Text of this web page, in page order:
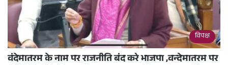
विपक्ष
वंदेमातरम के नाम पर राजनीति बंद करे भाजपा ,वन्देमातरम पर